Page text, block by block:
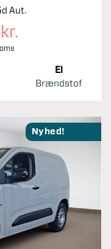
Aut.
El
Brændstof
Nyhed!